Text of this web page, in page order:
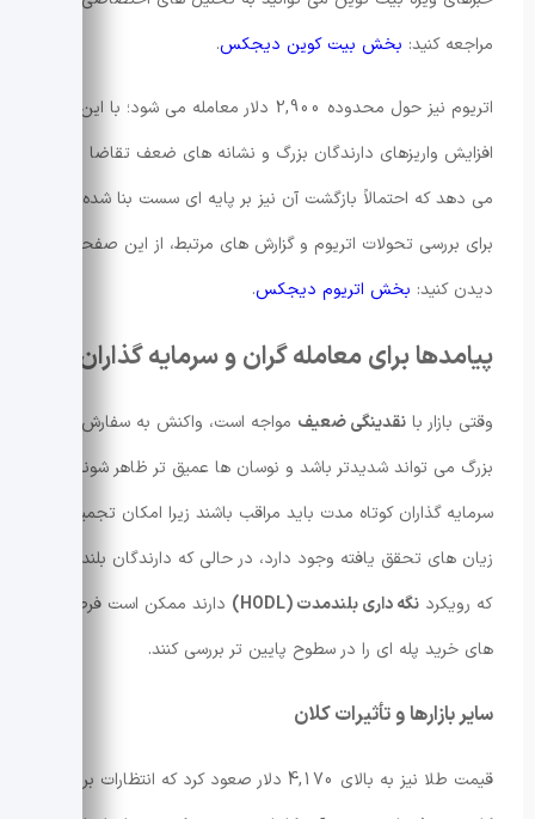
مراجعه کنید: بخش بیت کوین دیجکس.
اتریوم نیز حول محدوده 2,900 دلار معامله می شود؛ با این حال
افزایش واریزهای دارندگان بزرگ و نشانه های ضعف تقاضا نشان
می دهد که احتمالاً بازگشت آن نیز بر پایه ای سست بنا شده است.
برای بررسی تحولات اتریوم و گزارش های مرتبط، از این صفحه
دیدن کنید: بخش اتریوم دیجکس.
پیامدها برای معامله گران و سرمایه گذاران
وقتی بازار با نقدینگی ضعیف مواجه است، واکنش به سفارش های
بزرگ می تواند شدیدتر باشد و نوسان ها عمیق تر ظاهر شوند.
سرمایه گذاران کوتاه مدت باید مراقب باشند زیرا امکان تجمیع
زیان های تحقق یافته وجود دارد، در حالی که دارندگان بلندمدت
که رویکرد نگه داری بلندمدت (HODL)
دارند ممکن است فرصت
های خرید پله ای را در سطوح پایین تر بررسی کنند.
سایر بازارها و تأثیرات کلان
قیمت طلا نیز به بالای 4,170 دلار صعود کرد که انتظارات برای